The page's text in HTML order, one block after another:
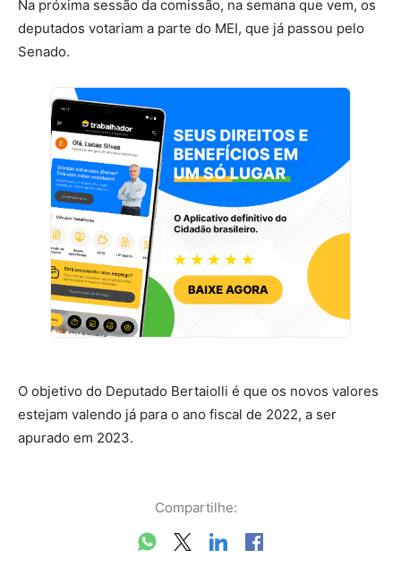
Na próxima sessão da comissão, na semana que vem, os
deputados votariam a parte do MEI, que já passou pelo
Senado.
O objetivo do Deputado Bertaiolli é que os novos valores
estejam valendo já para o ano fiscal de 2022, a ser
apurado em 2023.
Compartilhe: